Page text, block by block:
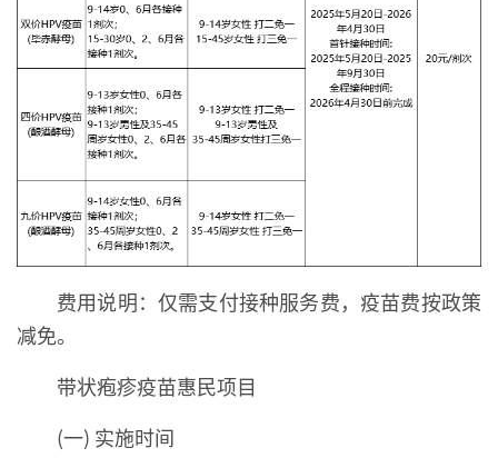
费用说明：仅需支付接种服务费，疫苗费按政策
减免。
带状疱疹疫苗惠民项目
(一) 实施时间